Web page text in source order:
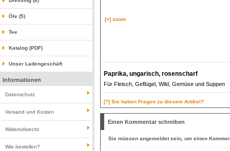
Öle (5)
Tee
Katalog (PDF)
Unser Ladengeschäft
Informationen
Datenschutz
Versand und Kosten
Widerrufsrecht
Wie bestellen?
[+] zoom
Paprika, ungarisch, rosenscharf
Für Fleisch, Geflügel, Wild, Gemüse und Suppen
[?] Sie haben Fragen zu diesem Artikel?
Einen Kommentar schreiben
Sie müssen angemeldetsein, um einen